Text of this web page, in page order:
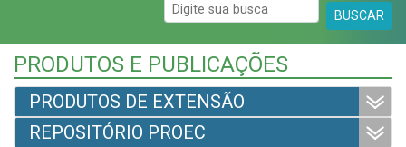
BUSCAR
PRODUTOS E PUBLICAÇÕES
PRODUTOS DE EXTENSÃO
REPOSITÓRIO PROEC